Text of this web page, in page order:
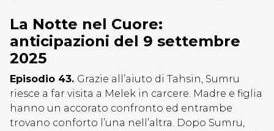
La Notte nel Cuore:
anticipazioni del 9 settembre
2025
Episodio 43. Grazie all’aiuto di Tahsin, Sumru
riesce a far visita a Melek in carcere. Madre e figlia
hanno un accorato confronto ed entrambe
trovano conforto l’una nell’altra. Dopo Sumru,